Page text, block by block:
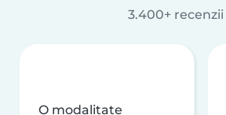
3.400+ recenzii
O modalitate